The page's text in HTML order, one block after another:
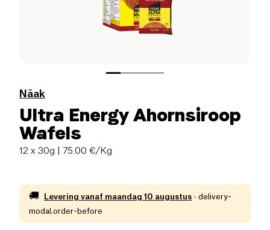
Näak
Ultra Energy Ahornsiroop
Wafels
12 x 30g | 75.00 €/Kg
🚚 Levering vanaf maandag 10 augustus · delivery-
modal.order-before